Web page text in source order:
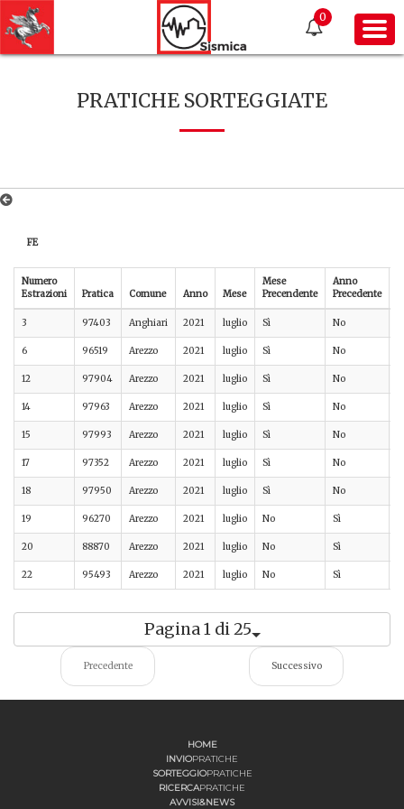
0
PRATICHE SORTEGGIATE
FE
Numero
Estrazioni
Pratica Comune Anno Mese
Mese
Precendente
Anno
Precedente
3 97403 Anghiari 2021 luglio Sì No
6 96519 Arezzo 2021 luglio Sì No
12 97904 Arezzo 2021 luglio Sì No
14 97963 Arezzo 2021 luglio Sì No
15 97993 Arezzo 2021 luglio Sì No
17 97352 Arezzo 2021 luglio Sì No
18 97950 Arezzo 2021 luglio Sì No
19 96270 Arezzo 2021 luglio No Sì
20 88870 Arezzo 2021 luglio No Sì
22 95493 Arezzo 2021 luglio No Sì
Pagina 1 di 25
Precedente Successivo
HOME
INVIOPRATICHE
SORTEGGIOPRATICHE
RICERCAPRATICHE
AVVISI&NEWS